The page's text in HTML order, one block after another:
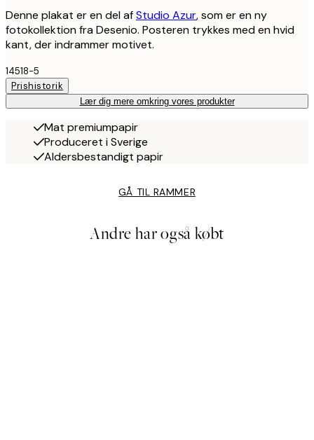
Denne plakat er en del afStudio Azur, som er en ny
fotokollektion fra Desenio. Posteren trykkes med en hvid
kant, der indrammer motivet.
14518-5
Prishistorik
Lær dig mere omkring vores produkter
Mat premiumpapir
Produceret i Sverige
Aldersbestandigt papir
GÅ TIL RAMMER
Andre har også købt